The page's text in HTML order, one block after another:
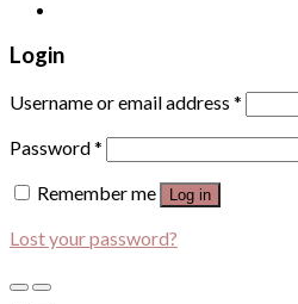
Login
Username or email address *
Password*
Remember me
Log in
Lost your password?